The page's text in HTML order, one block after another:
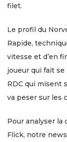
filet.
Le profil du
Rapide,
vitesse et d’en
joueur qui fait
RDC qui misent
va peser sur les
Pour analyser la
Flick, notre news